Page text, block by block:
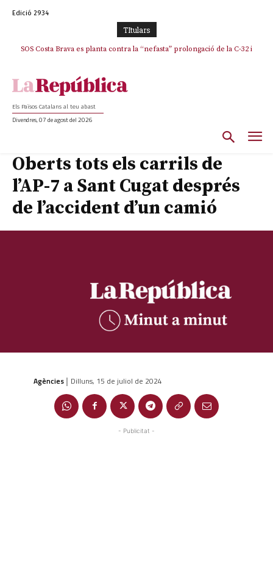
Edició 2934
TItulars
SOS Costa Brava es planta contra la “nefasta” prolongació de la C-32 i
Els Països Catalans al teu abast
Divendres, 07 de agost del 2026
Oberts tots els carrils de
l’AP-7 a Sant Cugat després
de l’accident d’un camió
Agències | Dilluns, 15 de juliol de 2024
- Publicitat -